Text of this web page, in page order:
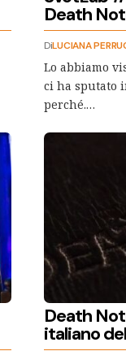
Death
DiLUCIANA
Lo abbiamo
ci ha sputato
perché.…
Death
italiano